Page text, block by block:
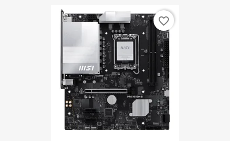
favorite_border